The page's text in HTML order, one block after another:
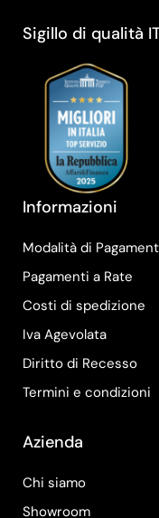
Sigillo di qualità
Informazioni
Modalità di
Pagamenti a Rate
Costi di spedizione
Iva Agevolata
Diritto di Recesso
Termini e condizioni
Azienda
Chi siamo
Showroom